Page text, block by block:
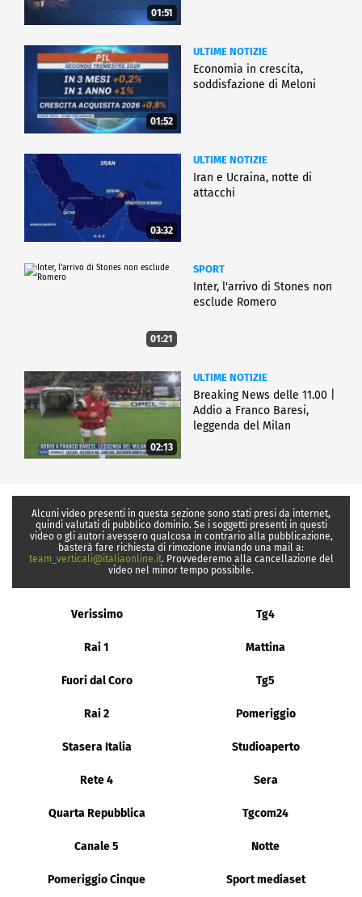
01:51
01:52
ULTIME NOTIZIE
Economia in crescita,
soddisfazione di Meloni
03:32
ULTIME NOTIZIE
Iran e Ucraina, notte di
attacchi
01:21
SPORT
Inter, l'arrivo di Stones non
esclude Romero
02:13
ULTIME NOTIZIE
Breaking News delle 11.00 |
Addio a Franco Baresi,
leggenda del Milan
Alcuni video presenti in questa sezione sono stati presi da internet,
quindi valutati di pubblico dominio. Se i soggetti presenti in questi
video o gli autori avessero qualcosa in contrario alla pubblicazione,
basterà fare richiesta di rimozione inviando una mail a:
team_verticali@italiaonline.it. Provvederemo alla cancellazione del
video nel minor tempo possibile.
Verissimo Tg4
Rai 1 Mattina
Fuori dal Coro Tg5
Rai 2 Pomeriggio
Stasera Italia Studioaperto
Rete 4 Sera
Quarta Repubblica Tgcom24
Canale 5 Notte
Pomeriggio Cinque Sport mediaset